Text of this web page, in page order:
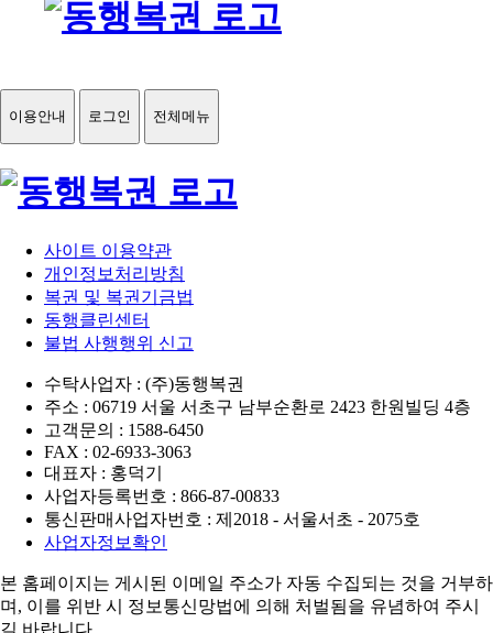
이용안내 로그인 전체메뉴
사이트 이용약관
개인정보처리방침
복권 및 복권기금법
동행클린센터
불법 사행행위 신고
수탁사업자 : (주)동행복권
주소 : 06719 서울 서초구 남부순환로 2423 한원빌딩 4층
고객문의 : 1588-6450
FAX : 02-6933-3063
대표자 : 홍덕기
사업자등록번호 : 866-87-00833
통신판매사업자번호 : 제2018 - 서울서초 - 2075호
사업자정보확인
본 홈페이지는 게시된 이메일 주소가 자동 수집되는 것을 거부하
며, 이를 위반 시 정보통신망법에 의해 처벌됨을 유념하여 주시